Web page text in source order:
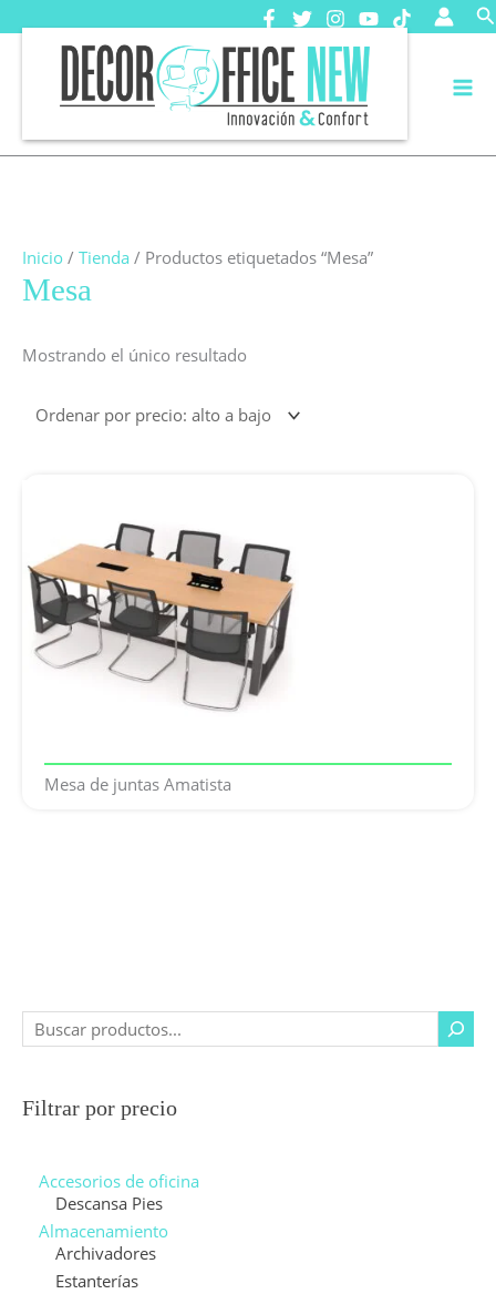
al
Filtrar por precio
Accesorios de oficina
Descansa Pies
Almacenamiento
Archivadores
Estanterías
Inicio / Tienda / Productos etiquetados “Mesa”
Mesa
Mostrando el único resultado
Mesa de juntas Amatista